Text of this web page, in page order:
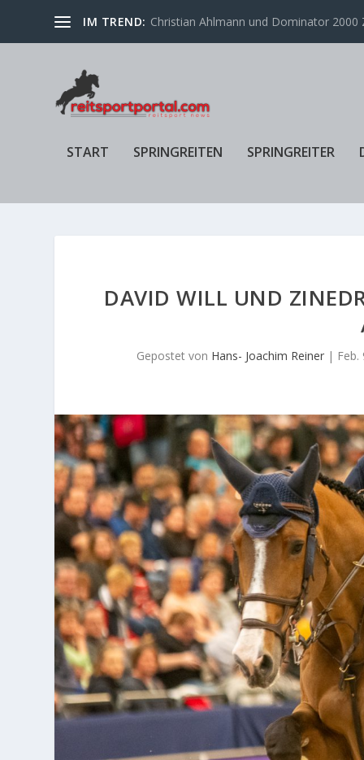
IM TREND: Christian Ahlmann und Dominator 2000
START SPRINGREITEN SPRINGREITER
DAVID WILL UND
Gepostet von Hans- Joachim Reiner| Feb.